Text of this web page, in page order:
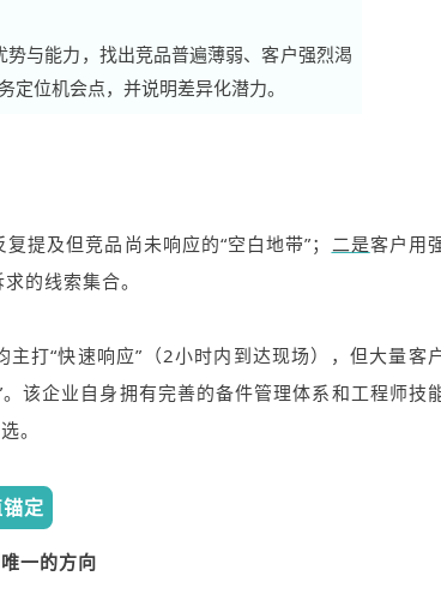
与能力，找出竞品普遍薄弱、客户强烈渴
位机会点，并说明差异化潜力。
复提及但竞品尚未响应的“空白地带”； 二是客户用
的线索集合。
打“快速响应”（2小时内到达现场），但大量客
该企业自身拥有完善的备件管理体系和工程师技
。
定
一的方向